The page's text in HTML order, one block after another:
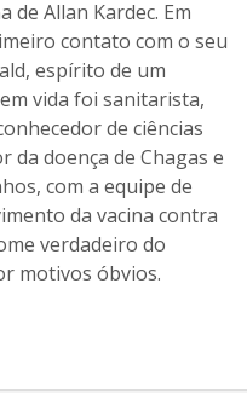
Allan Kardec. Em
contato com o seu
espírito de um
vida foi sanitarista,
de ciências
da doença de Chagas e
com a equipe de
da vacina contra
verdadeiro do
motivos óbvios.